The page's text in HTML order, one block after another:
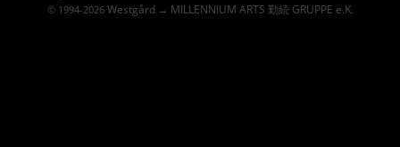
© 1994-2026 Westgård→ MILLENNIUM ARTS 勤続 GRUPPE e.K.